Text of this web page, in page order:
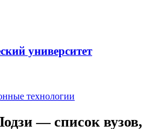
университет
технологии
— список вузов,